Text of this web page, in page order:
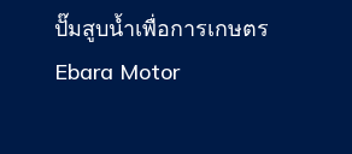
ปั๊มสูบน้ำเพื่อการเกษตร
Ebara Motor